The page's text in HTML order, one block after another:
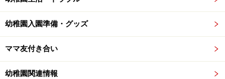
幼稚園入園準備・グッズ
ママ友付き合い
幼稚園関連情報